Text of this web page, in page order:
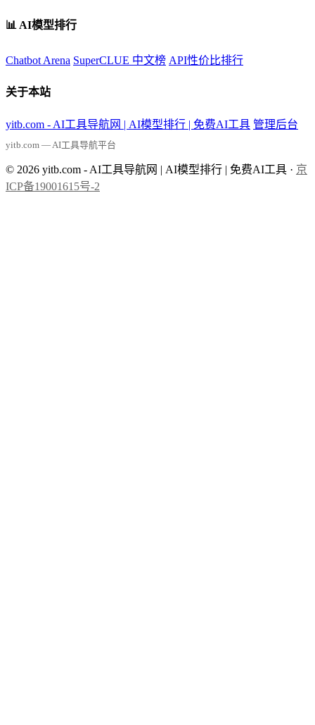
📊 AI模型排行
Chatbot Arena SuperCLUE 中文榜 API性价比排行
关于本站
yitb.com - AI工具导航网 | AI模型排行 | 免费AI工具 管理后台
yitb.com — AI工具导航平台
© 2026 yitb.com - AI工具导航网 | AI模型排行 | 免费AI工具 · 京
ICP备19001615号-2